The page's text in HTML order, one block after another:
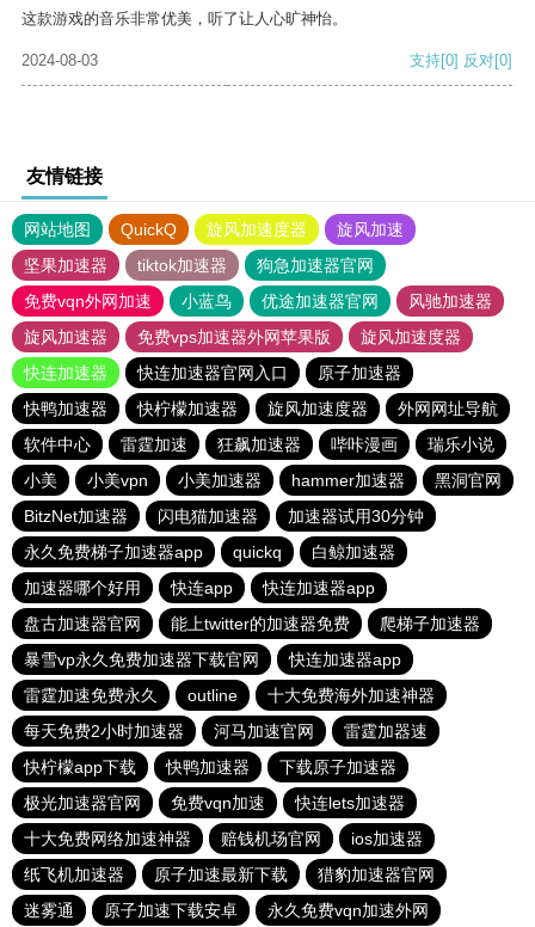
这款游戏的音乐非常优美，听了让人心旷神怡。
2024-08-03 支持[0] 反对[0]
友情链接
网站地图 QuickQ 旋风加速度器
旋风加速
坚果加速器
tiktok加速器
狗急加速器官网
免费vqn外网加速
小蓝鸟 优途加速器官网
风驰加速器
旋风加速器
免费vps加速器外网苹果版
旋风加速度器
快连加速器
快连加速器官网入口
原子加速器
快鸭加速器
快柠檬加速器 旋风加速度器
外网网址导航
软件中心
雷霆加速 狂飙加速器 哔咔漫画
瑞乐小说
小美
小美vpn 小美加速器 hammer加速器
黑洞官网
BitzNet加速器
闪电猫加速器
加速器试用30分钟
永久免费梯子加速器app
quickq
白鲸加速器
加速器哪个好用
快连app
快连加速器app
盘古加速器官网
能上twitter的加速器免费
爬梯子加速器
暴雪vp永久免费加速器下载官网
快连加速器app
雷霆加速免费永久
outline
十大免费海外加速神器
每天免费2小时加速器
河马加速官网
雷霆加器速
快柠檬app下载
快鸭加速器
下载原子加速器
极光加速器官网
免费vqn加速
快连lets加速器
十大免费网络加速神器
赔钱机场官网
ios加速器
纸飞机加速器
原子加速最新下载
猎豹加速器官网
迷雾通
原子加速下载安卓 永久免费vqn加速外网